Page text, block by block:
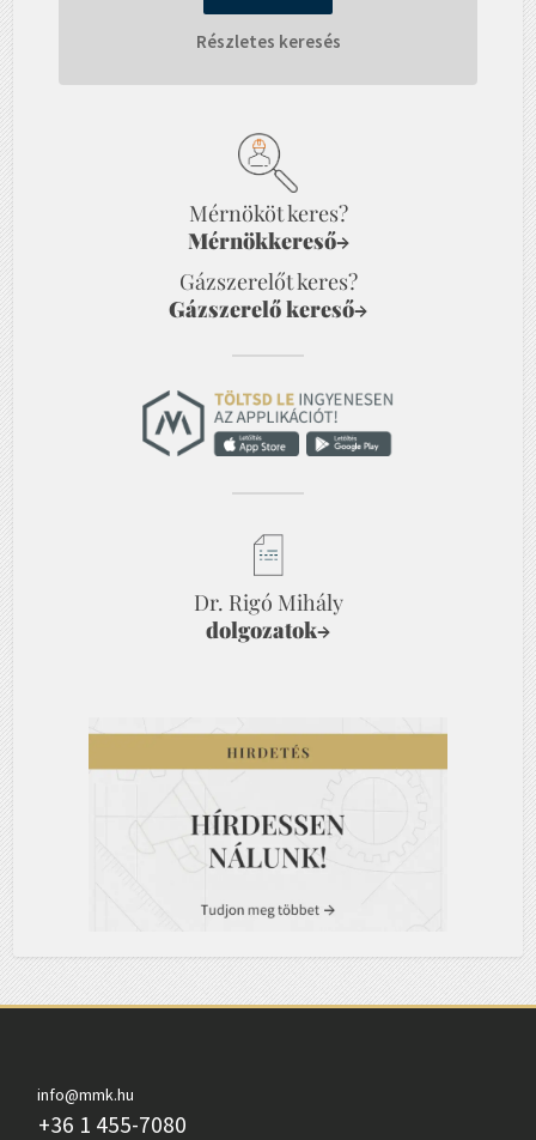
Részletes keresés
Mérnököt keres?
Mérnökkereső→
Gázszerelőt keres?
Gázszerelő kereső→
Dr. Rigó Mihály
dolgozatok→
info@mmk.hu
+36 1 455-7080